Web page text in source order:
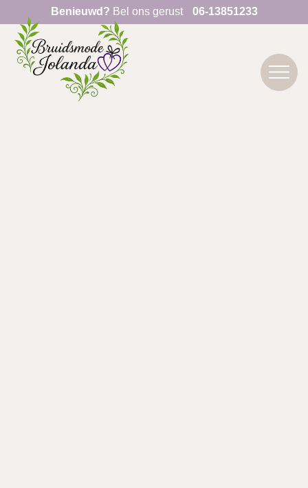
Benieuwd? Bel ons gerust 06-13851233